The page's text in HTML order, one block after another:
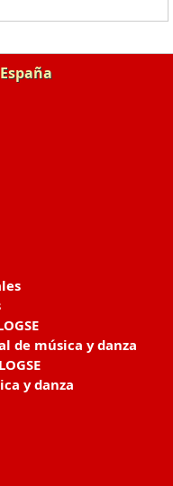
de música y danza
y danza